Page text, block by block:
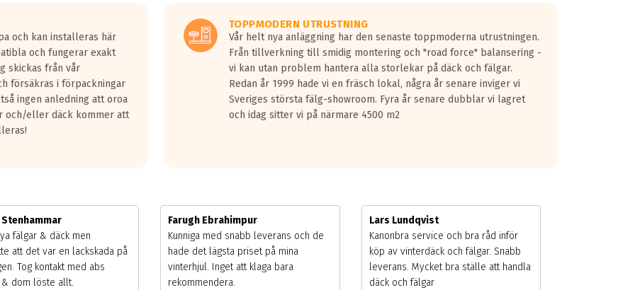
och kan installeras här
och fungerar exakt
skickas från vår
försäkras i förpackningar
ingen anledning att oroa
och/eller däck kommer att
TOPPMODERN UTRUSTNING
Vår helt nya anläggning har den senaste toppmoderna utrustningen.
Från tillverkning till smidig montering och "road force" balansering -
vi kan utan problem hantera alla storlekar på däck och fälgar.
Redan år 1999 hade vi en fräsch lokal, några år senare inviger vi
Sveriges största fälg-showroom. Fyra år senare dubblar vi lagret
och idag sitter vi på närmare 4500 m2
Stenhammar
fälgar & däck men
att det var en lackskada på
Tog kontakt med abs
dom löste allt.
Farugh Ebrahimpur
Kunniga med snabb leverans och de
hade det lägsta priset på mina
vinterhjul. Inget att klaga bara
rekommendera.
Lars Lundqvist
Kanonbra service och bra råd inför
köp av vinterdäck och fälgar. Snabb
leverans. Mycket bra ställe att handla
däck och fälgar